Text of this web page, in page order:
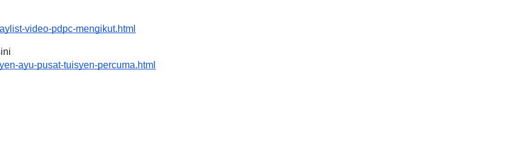
video-pdpc-mengikut.html
ayu-pusat-tuisyen-percuma.html